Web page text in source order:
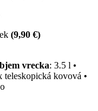
(9,90 €)
vrecka: 3.5 l •
teleskopická kovová •